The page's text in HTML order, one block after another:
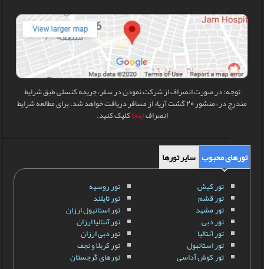
توجه: در صورت انصراف از شرکت نمودن در سفر، جریمه کنسلی طبق شرایط
مندرج در «منشور 20 گشت آریا» از مسافر دریافت خواهد شد. برای مطالعه شرایط
انصرافاینجاکلیک کنید.
تورهای محبوب سایر تورها
تور کیش
تور قشم
تور مشهد
تور دبی
تور آنتالیا
تور استانبول
تور کوش آداسی
تور روسیه
تور تایلند
تور استانبول ارزان
تور آنتالیا ارزان
تور دبی ارزان
تور کربلا و نجف
تورهای گرجستان